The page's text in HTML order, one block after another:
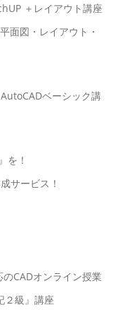
＋レイアウト講座
面図・レイアウト・
ベーシック講
を！
サービス！
CADオンライン授業
２級』講座